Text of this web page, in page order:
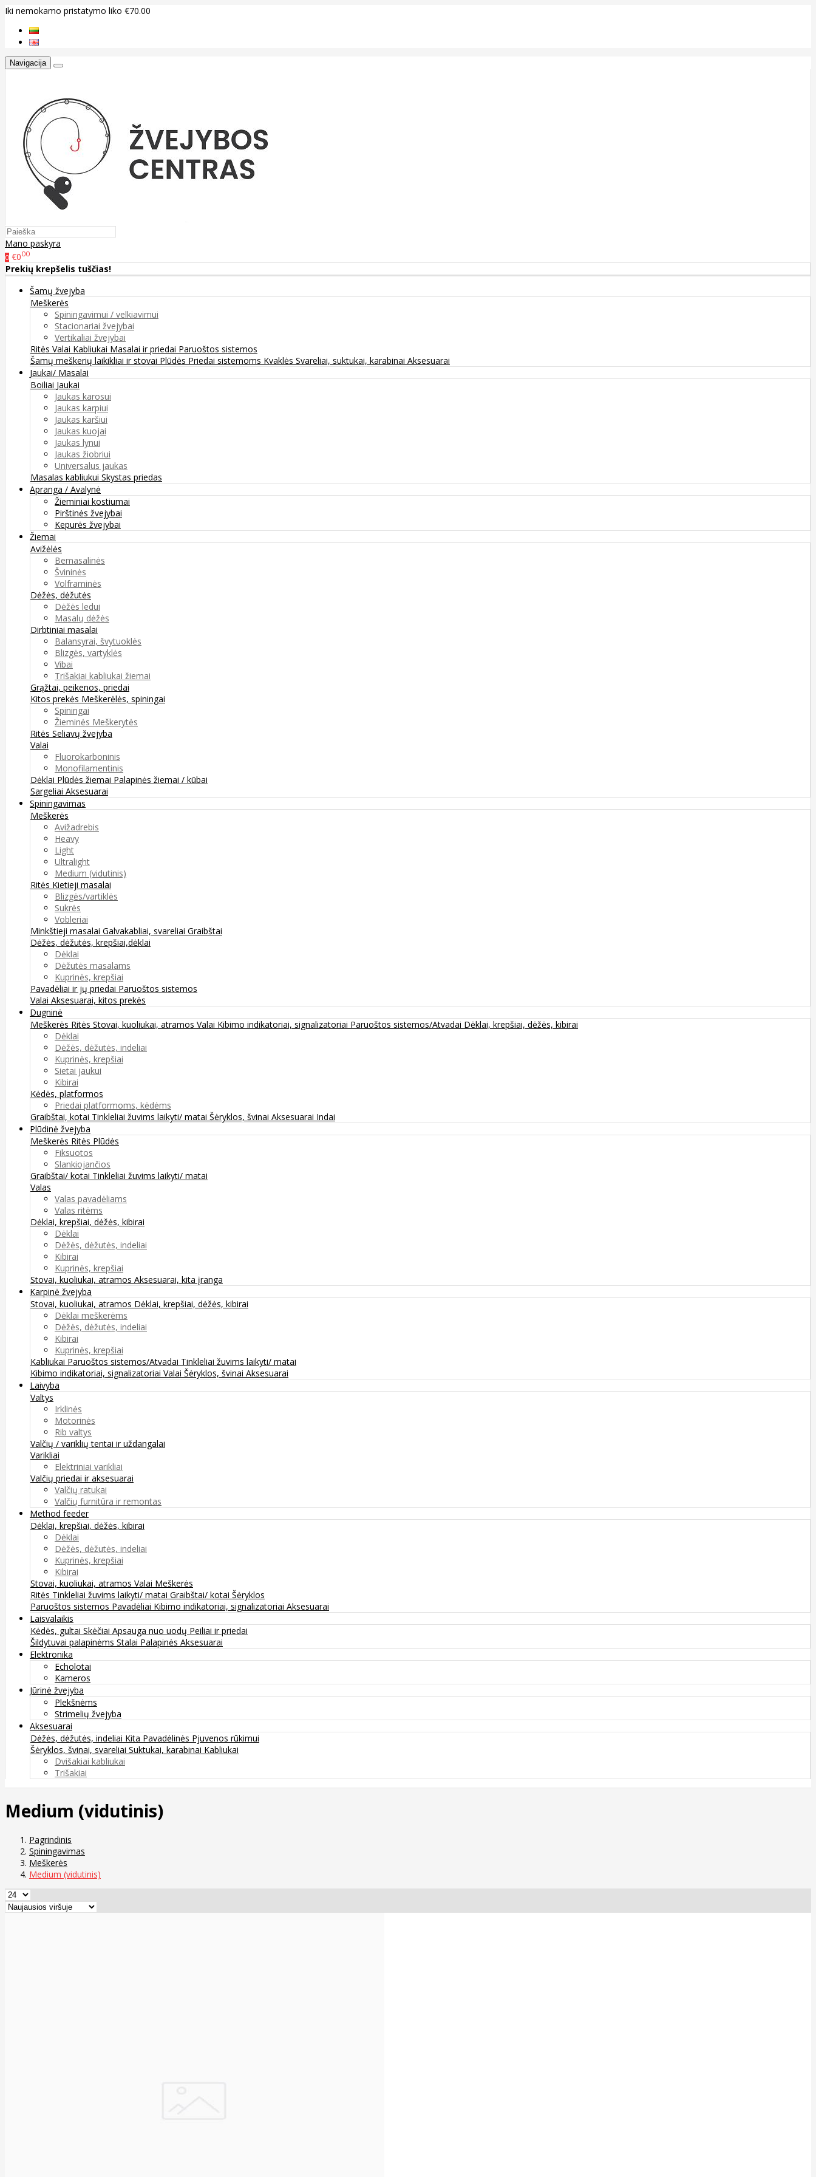
Iki nemokamo pristatymo liko €70.00
Navigacija
Mano paskyra
0 €000
Prekių krepšelis tuščias!
Šamų žvejyba
Meškerės
Spiningavimui / velkiavimui
Stacionariai žvejybai
Vertikaliai žvejybai
Ritės Valai Kabliukai Masalai ir priedai Paruoštos sistemos
Šamų meškerių laikikliai ir stovai Plūdės Priedai sistemoms Kvaklės Svareliai, suktukai, karabinai Aksesuarai
Jaukai/ Masalai
Boiliai Jaukai
Jaukas karosui
Jaukas karpiui
Jaukas karšiui
Jaukas kuojai
Jaukas lynui
Jaukas žiobriui
Universalus jaukas
Masalas kabliukui Skystas priedas
Apranga / Avalynė
Žieminiai kostiumai
Pirštinės žvejybai
Kepurės žvejybai
Žiemai
Avižėlės
Bemasalinės
Švininės
Volframinės
Dėžės, dėžutės
Dėžės ledui
Masalų dėžės
Dirbtiniai masalai
Balansyrai, švytuoklės
Blizgės, vartyklės
Vibai
Trišakiai kabliukai žiemai
Grąžtai, peikenos, priedai
Kitos prekės Meškerėlės, spiningai
Spiningai
Žieminės Meškerytės
Ritės Seliavų žvejyba
Valai
Fluorokarboninis
Monofilamentinis
Dėklai Plūdės žiemai Palapinės žiemai / kūbai
Sargeliai Aksesuarai
Spiningavimas
Meškerės
Avižadrebis
Heavy
Light
Ultralight
Medium (vidutinis)
Ritės Kietieji masalai
Blizgės/vartiklės
Sukrės
Vobleriai
Minkštieji masalai Galvakabliai, svareliai Graibštai
Dėžės, dėžutės, krepšiai,dėklai
Dėklai
Dėžutės masalams
Kuprinės, krepšiai
Pavadėliai ir jų priedai Paruoštos sistemos
Valai Aksesuarai, kitos prekės
Dugninė
Meškerės Ritės Stovai, kuoliukai, atramos Valai Kibimo indikatoriai, signalizatoriai Paruoštos sistemos/Atvadai Dėklai, krepšiai, dėžės, kibirai
Dėklai
Dėžės, dėžutės, indeliai
Kuprinės, krepšiai
Sietai jaukui
Kibirai
Kėdės, platformos
Priedai platformoms, kėdėms
Graibštai, kotai Tinkleliai žuvims laikyti/ matai Šėryklos, švinai Aksesuarai Indai
Plūdinė žvejyba
Meškerės Ritės Plūdės
Fiksuotos
Slankiojančios
Graibštai/ kotai Tinkleliai žuvims laikyti/ matai
Valas
Valas pavadėliams
Valas ritėms
Dėklai, krepšiai, dėžės, kibirai
Dėklai
Dėžės, dėžutės, indeliai
Kibirai
Kuprinės, krepšiai
Stovai, kuoliukai, atramos Aksesuarai, kita įranga
Karpinė žvejyba
Stovai, kuoliukai, atramos Dėklai, krepšiai, dėžės, kibirai
Dėklai meškerėms
Dėžės, dėžutės, indeliai
Kibirai
Kuprinės, krepšiai
Kabliukai Paruoštos sistemos/Atvadai Tinkleliai žuvims laikyti/ matai
Kibimo indikatoriai, signalizatoriai Valai Šėryklos, švinai Aksesuarai
Laivyba
Valtys
Irklinės
Motorinės
Rib valtys
Valčių / variklių tentai ir uždangalai
Varikliai
Elektriniai varikliai
Valčių priedai ir aksesuarai
Valčių ratukai
Valčių furnitūra ir remontas
Method feeder
Dėklai, krepšiai, dėžės, kibirai
Dėklai
Dėžės, dėžutės, indeliai
Kuprinės, krepšiai
Kibirai
Stovai, kuoliukai, atramos Valai Meškerės
Ritės Tinkleliai žuvims laikyti/ matai Graibštai/ kotai Šėryklos
Paruoštos sistemos Pavadėliai Kibimo indikatoriai, signalizatoriai Aksesuarai
Laisvalaikis
Kėdės, gultai Skėčiai Apsauga nuo uodų Peiliai ir priedai
Šildytuvai palapinėms Stalai Palapinės Aksesuarai
Elektronika
Echolotai
Kameros
Jūrinė žvejyba
Plekšnėms
Strimelių žvejyba
Aksesuarai
Dėžės, dėžutės, indeliai Kita Pavadėlinės Pjuvenos rūkimui
Šėryklos, švinai, svareliai Suktukai, karabinai Kabliukai
Dvišakiai kabliukai
Trišakiai
Medium (vidutinis)
Pagrindinis
Spiningavimas
Meškerės
Medium (vidutinis)